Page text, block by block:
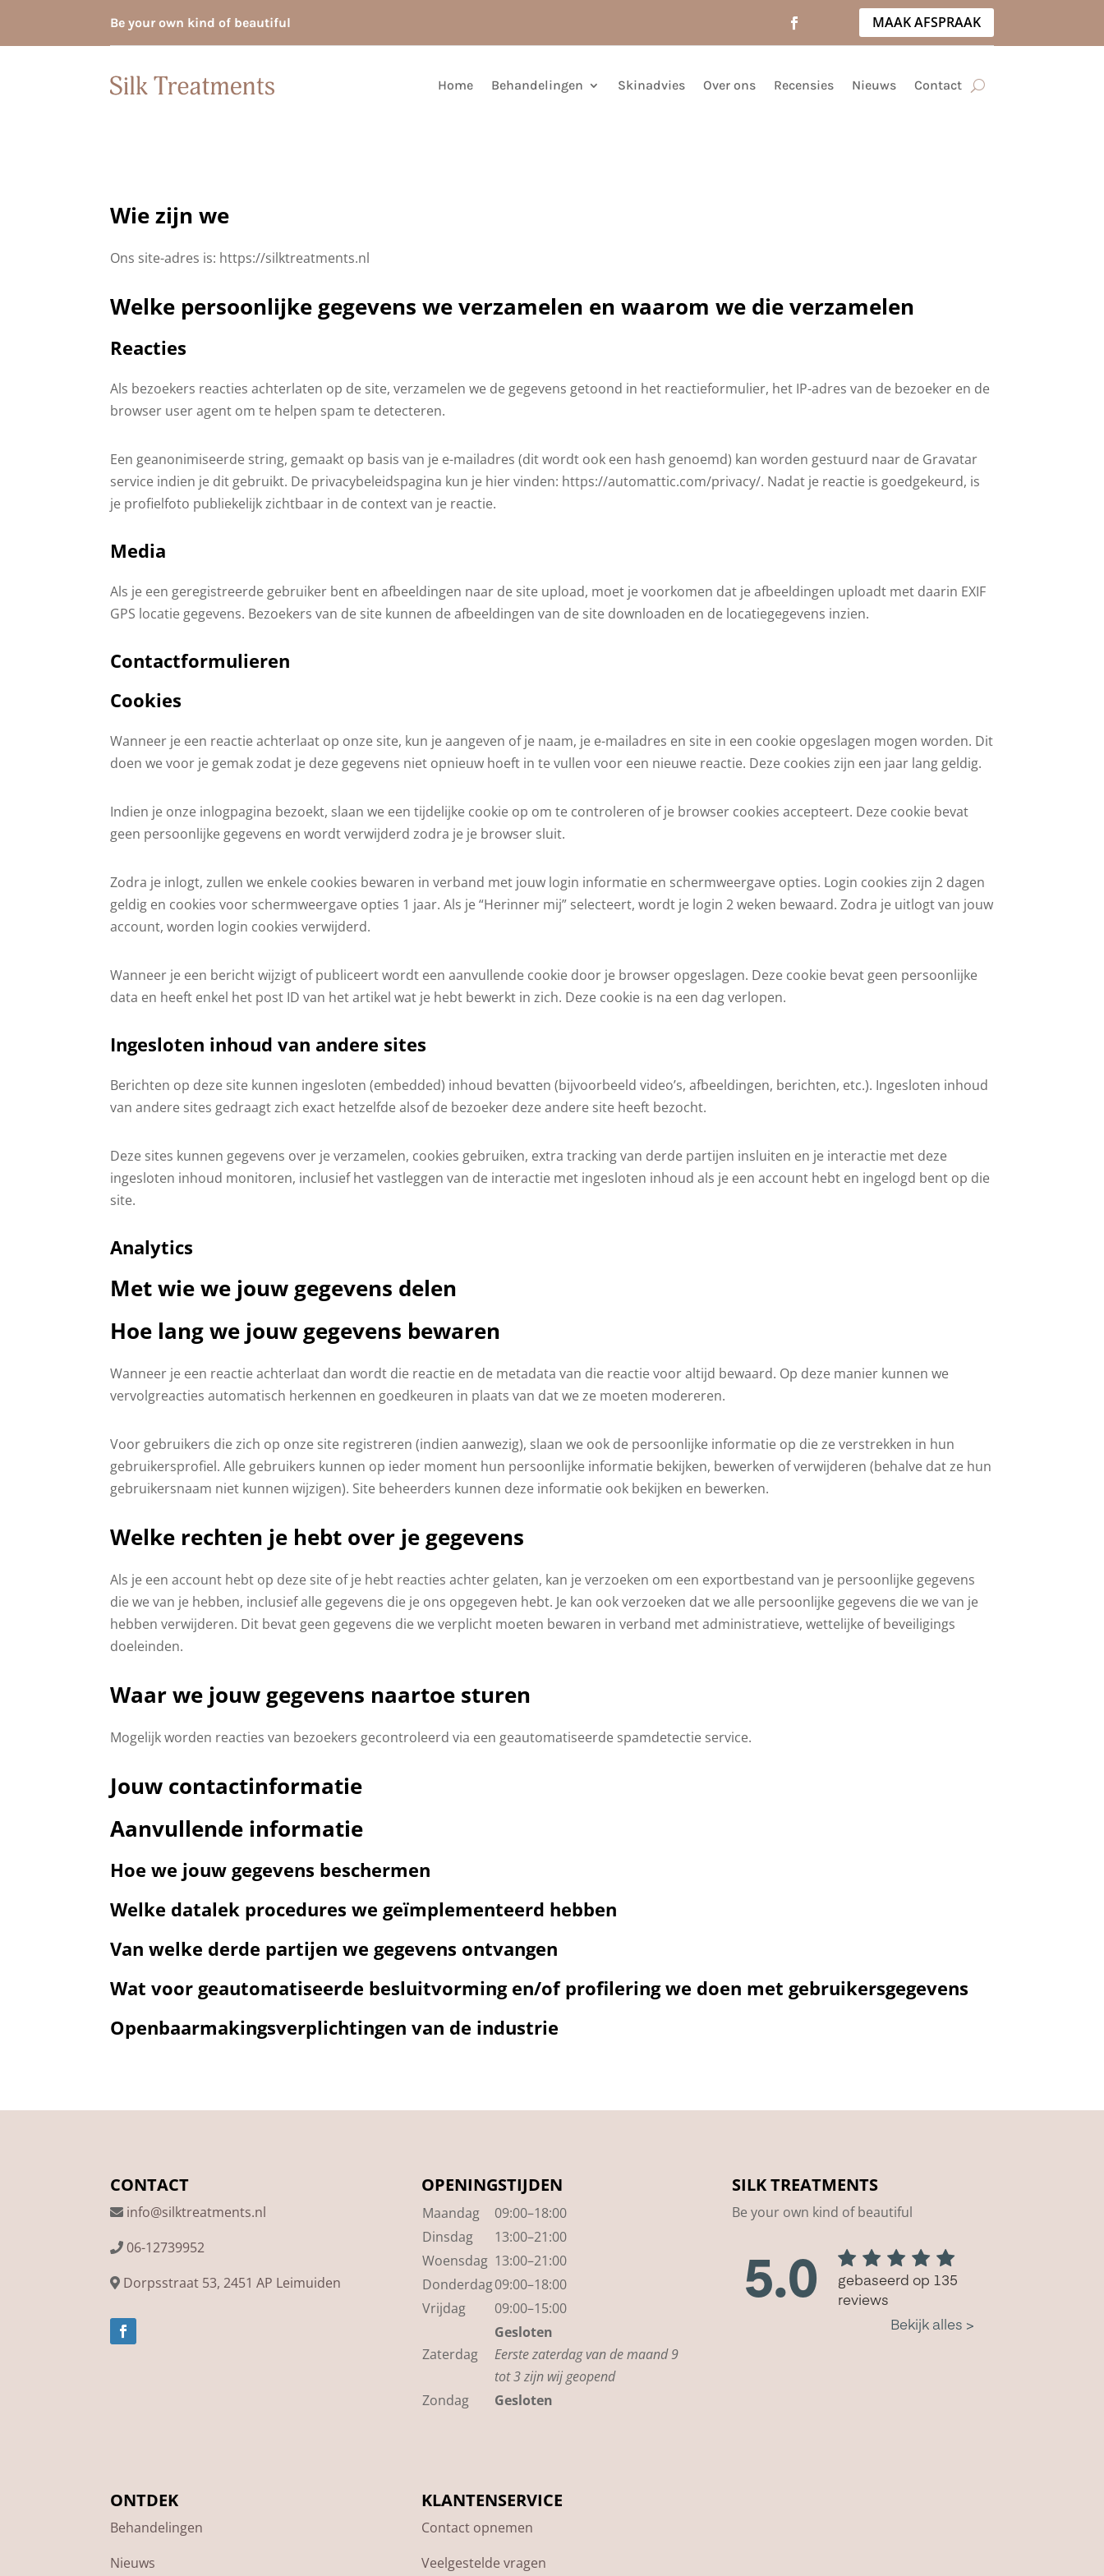
Be your own kind of beautiful MAAK AFSPRAAK
Home Behandelingen Skinadvies Over ons Recensies Nieuws Contact
Wie zijn we
Ons site-adres is: https://silktreatments.nl
Welke persoonlijke gegevens we verzamelen en waarom we die verzamelen
Reacties
Als bezoekers reacties achterlaten op de site, verzamelen we de gegevens getoond in het reactieformulier, het IP-adres van de bezoeker en de
browser user agent om te helpen spam te detecteren.
Een geanonimiseerde string, gemaakt op basis van je e-mailadres (dit wordt ook een hash genoemd) kan worden gestuurd naar de Gravatar
service indien je dit gebruikt. De privacybeleidspagina kun je hier vinden: https://automattic.com/privacy/. Nadat je reactie is goedgekeurd, is
je profielfoto publiekelijk zichtbaar in de context van je reactie.
Media
Als je een geregistreerde gebruiker bent en afbeeldingen naar de site upload, moet je voorkomen dat je afbeeldingen uploadt met daarin EXIF
GPS locatie gegevens. Bezoekers van de site kunnen de afbeeldingen van de site downloaden en de locatiegegevens inzien.
Contactformulieren
Cookies
Wanneer je een reactie achterlaat op onze site, kun je aangeven of je naam, je e-mailadres en site in een cookie opgeslagen mogen worden. Dit
doen we voor je gemak zodat je deze gegevens niet opnieuw hoeft in te vullen voor een nieuwe reactie. Deze cookies zijn een jaar lang geldig.
Indien je onze inlogpagina bezoekt, slaan we een tijdelijke cookie op om te controleren of je browser cookies accepteert. Deze cookie bevat
geen persoonlijke gegevens en wordt verwijderd zodra je je browser sluit.
Zodra je inlogt, zullen we enkele cookies bewaren in verband met jouw login informatie en schermweergave opties. Login cookies zijn 2 dagen
geldig en cookies voor schermweergave opties 1 jaar. Als je “Herinner mij” selecteert, wordt je login 2 weken bewaard. Zodra je uitlogt van jouw
account, worden login cookies verwijderd.
Wanneer je een bericht wijzigt of publiceert wordt een aanvullende cookie door je browser opgeslagen. Deze cookie bevat geen persoonlijke
data en heeft enkel het post ID van het artikel wat je hebt bewerkt in zich. Deze cookie is na een dag verlopen.
Ingesloten inhoud van andere sites
Berichten op deze site kunnen ingesloten (embedded) inhoud bevatten (bijvoorbeeld video’s, afbeeldingen, berichten, etc.). Ingesloten inhoud
van andere sites gedraagt zich exact hetzelfde alsof de bezoeker deze andere site heeft bezocht.
Deze sites kunnen gegevens over je verzamelen, cookies gebruiken, extra tracking van derde partijen insluiten en je interactie met deze
ingesloten inhoud monitoren, inclusief het vastleggen van de interactie met ingesloten inhoud als je een account hebt en ingelogd bent op die
site.
Analytics
Met wie we jouw gegevens delen
Hoe lang we jouw gegevens bewaren
Wanneer je een reactie achterlaat dan wordt die reactie en de metadata van die reactie voor altijd bewaard. Op deze manier kunnen we
vervolgreacties automatisch herkennen en goedkeuren in plaats van dat we ze moeten modereren.
Voor gebruikers die zich op onze site registreren (indien aanwezig), slaan we ook de persoonlijke informatie op die ze verstrekken in hun
gebruikersprofiel. Alle gebruikers kunnen op ieder moment hun persoonlijke informatie bekijken, bewerken of verwijderen (behalve dat ze hun
gebruikersnaam niet kunnen wijzigen). Site beheerders kunnen deze informatie ook bekijken en bewerken.
Welke rechten je hebt over je gegevens
Als je een account hebt op deze site of je hebt reacties achter gelaten, kan je verzoeken om een exportbestand van je persoonlijke gegevens
die we van je hebben, inclusief alle gegevens die je ons opgegeven hebt. Je kan ook verzoeken dat we alle persoonlijke gegevens die we van je
hebben verwijderen. Dit bevat geen gegevens die we verplicht moeten bewaren in verband met administratieve, wettelijke of beveiligings
doeleinden.
Waar we jouw gegevens naartoe sturen
Mogelijk worden reacties van bezoekers gecontroleerd via een geautomatiseerde spamdetectie service.
Jouw contactinformatie
Aanvullende informatie
Hoe we jouw gegevens beschermen
Welke datalek procedures we geïmplementeerd hebben
Van welke derde partijen we gegevens ontvangen
Wat voor geautomatiseerde besluitvorming en/of profilering we doen met gebruikersgegevens
Openbaarmakingsverplichtingen van de industrie
CONTACT
info@silktreatments.nl
06-12739952
Dorpsstraat 53, 2451 AP Leimuiden
OPENINGSTIJDEN
Maandag
09:00–18:00
Dinsdag
13:00–21:00
Woensdag 13:00–21:00
Donderdag09:00–18:00
Vrijdag
09:00–15:00
Zaterdag
Gesloten
Eerste zaterdag van de maand 9
tot 3 zijn wij geopend
Zondag
Gesloten
SILK TREATMENTS
Be your own kind of beautiful
ONTDEK
Behandelingen
Nieuws
KLANTENSERVICE
Contact opnemen
Veelgestelde vragen